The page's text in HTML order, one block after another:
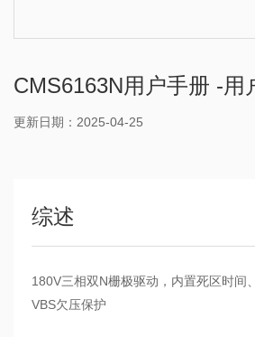
CMS6163N用户手册 -用
更新日期：2025-04-25
综述
180V三相双N栅极驱动，内置死区时间
VBS欠压保护